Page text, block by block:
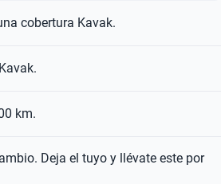
cobertura Kavak.
km.
Deja el tuyo y llévate este por